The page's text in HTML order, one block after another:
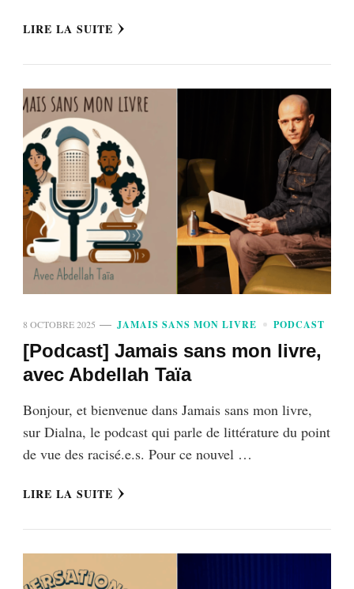
LIRE LA SUITE
8 OCTOBRE 2025 JAMAIS SANS MON LIVRE PODCAST
[Podcast] Jamais sans mon livre,
avec Abdellah Taïa
Bonjour, et bienvenue dans Jamais sans mon livre,
sur Dialna, le podcast qui parle de littérature du point
de vue des racisé.e.s. Pour ce nouvel …
LIRE LA SUITE